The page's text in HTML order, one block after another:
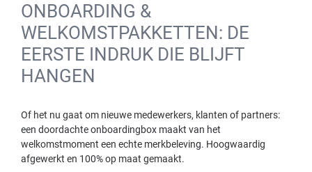
ONBOARDING &
WELKOMSTPAKKETTEN: DE
EERSTE INDRUK DIE BLIJFT
HANGEN
Of het nu gaat om nieuwe medewerkers, klanten of partners:
een doordachte onboardingbox maakt van het
welkomstmoment een echte merkbeleving. Hoogwaardig
afgewerkt en 100% op maat gemaakt.